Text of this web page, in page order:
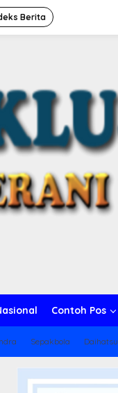
Berita
Contoh Pos
Sepakbola Daihatsu